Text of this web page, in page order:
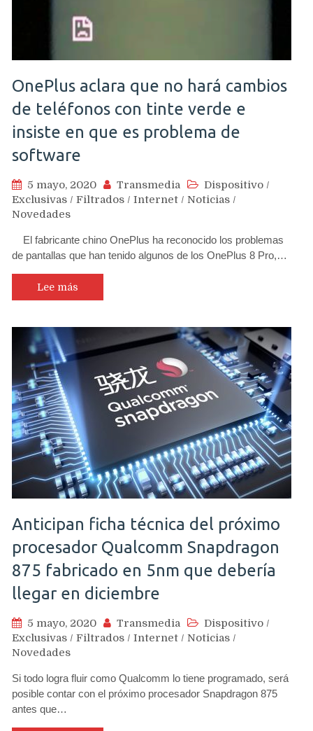
OnePlus aclara que no hará cambios
de teléfonos con tinte verde e
insiste en que es problema de
software
5 mayo, 2020 Transmedia Dispositivo /
Exclusivas / Filtrados / Internet / Noticias /
Novedades
El fabricante chino OnePlus ha reconocido los problemas
de pantallas que han tenido algunos de los OnePlus 8 Pro,…
Lee más
Anticipan ficha técnica del próximo
procesador Qualcomm Snapdragon
875 fabricado en 5nm que debería
llegar en diciembre
5 mayo, 2020 Transmedia Dispositivo /
Exclusivas / Filtrados / Internet / Noticias /
Novedades
Si todo logra fluir como Qualcomm lo tiene programado, será
posible contar con el próximo procesador Snapdragon 875
antes que…